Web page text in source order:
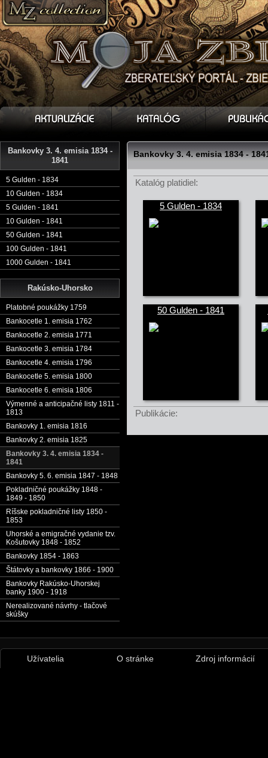
Bankovky 3. 4. emisia 1834 -
1841
5 Gulden - 1834
10 Gulden - 1834
5 Gulden - 1841
10 Gulden - 1841
50 Gulden - 1841
100 Gulden - 1841
1000 Gulden - 1841
Rakúsko-Uhorsko
Platobné poukážky 1759
Bankocetle 1. emisia 1762
Bankocetle 2. emisia 1771
Bankocetle 3. emisia 1784
Bankocetle 4. emisia 1796
Bankocetle 5. emisia 1800
Bankocetle 6. emisia 1806
Výmenné a anticipačné listy 1811 -
1813
Bankovky 1. emisia 1816
Bankovky 2. emisia 1825
Bankovky 3. 4. emisia 1834 -
1841
Bankovky 5. 6. emisia 1847 - 1848
Pokladničné poukážky 1848 -
1849 - 1850
Ríšske pokladničné listy 1850 -
1853
Uhorské a emigračné vydanie tzv.
Košutovky 1848 - 1852
Bankovky 1854 - 1863
Štátovky a bankovky 1866 - 1900
Bankovky Rakúsko-Uhorskej
banky 1900 - 1918
Nerealizované návrhy - tlačové
skúšky
Bankovky 3. 4. emisia 1834 -
Katalóg platidiel:
5 Gulden - 1834
50 Gulden - 1841
Publikácie:
Užívatelia O stránke Zdroj informácií